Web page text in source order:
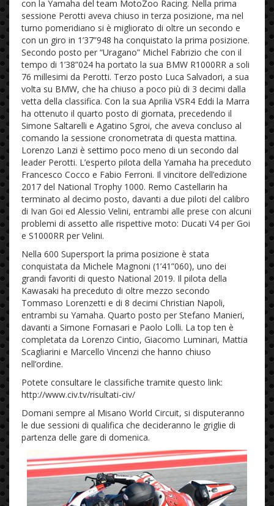
con la Yamaha del team MotoZoo Racing. Nella prima
sessione Perotti aveva chiuso in terza posizione, ma nel
turno pomeridiano si è migliorato di oltre un secondo e
con un giro in 1’37”948 ha conquistato la prima posizione.
Secondo posto per “Uragano” Michel Fabrizio che con il
tempo di 1’38”024 ha portato la sua BMW R1000RR a soli
76 millesimi da Perotti. Terzo posto Luca Salvadori, a sua
volta su BMW, che ha chiuso a poco più di 3 decimi dalla
vetta della classifica. Con la sua Aprilia VSR4 Eddi la Marra
ha ottenuto il quarto posto di giornata, precedendo il
Simone Saltarelli e Agatino Sgroi, che aveva concluso al
comando la sessione cronometrata di questa mattina.
Lorenzo Lanzi è settimo poco meno di un secondo dal
leader Perotti. L’esperto pilota della Yamaha ha preceduto
Francesco Cocco e Fabio Ferroni. Il vincitore dell’edizione
2017 del National Trophy 1000. Remo Castellarin ha
terminato al decimo posto, davanti a due piloti del calibro
di Ivan Goi ed Alessio Velini, entrambi alle prese con alcuni
problemi di assetto alle rispettive moto: Ducati V4 per Goi
e S1000RR per Velini.
Nella 600 Supersport la prima posizione è stata
conquistata da Michele Magnoni (1’41”060), uno dei
grandi favoriti di questo National 2019. Il pilota della
Kawasaki ha preceduto di oltre mezzo secondo
Tommaso Lorenzetti e di 8 decimi Christian Napoli,
entrambi su Yamaha. Quarto posto per Stefano Manieri,
davanti a Simone Fornasari e Paolo Lolli. La top ten è
completata da Lorenzo Cintio, Giacomo Luminari, Mattia
Scagliarini e Marcello Vincenzi che hanno chiuso
nell’ordine.
Potete consultare le classifiche tramite questo link:
http://www.civ.tv/risultati-civ/
Domani sempre al Misano World Circuit, si disputeranno
le due sessioni di qualifica che decideranno le griglie di
partenza delle gare di domenica.